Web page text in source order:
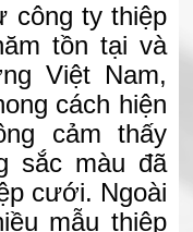
công ty thiệp
tồn tại và
Việt Nam,
cách hiện
cảm thấy
sắc màu đã
cưới. Ngoài
mẫu thiệp